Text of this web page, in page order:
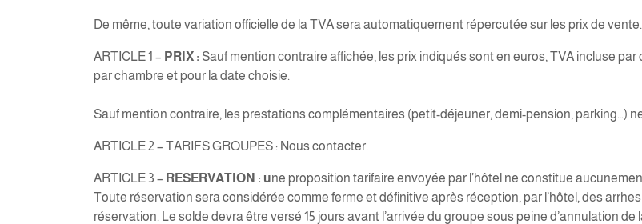
De même, toute variation officielle de la TVA sera automatiquement répercutée sur les prix de vente.
ARTICLE 1 – PRIX : Sauf mention contraire affichée, les prix indiqués sont en euros, TVA incluse
par chambre et pour la date choisie.
Sauf mention contraire, les prestations complémentaires (petit-déjeuner, demi-pension, parking…)
ARTICLE 2 – TARIFS GROUPES : Nous contacter.
ARTICLE 3 – RESERVATION : une proposition tarifaire envoyée par l’hôtel ne constitue
Toute réservation sera considérée comme ferme et définitive après réception, par l’hôtel, des
réservation. Le solde devra être versé 15 jours avant l’arrivée du groupe sous peine d’annulation